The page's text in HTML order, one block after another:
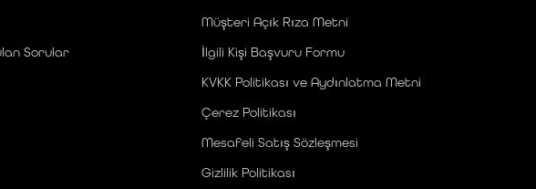
Sorular
Müşteri Açık Rıza Metni
İlgili Kişi Başvuru Formu
KVKK Politikası ve Aydınlatma Metni
Çerez Politikası
Mesafeli Satış Sözleşmesi
Gizlilik Politikası